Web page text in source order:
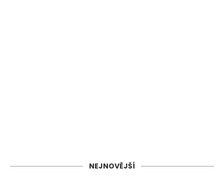
NEJNOVĚJŠÍ